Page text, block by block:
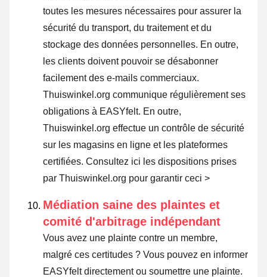
toutes les mesures nécessaires pour assurer la
sécurité du transport, du traitement et du
stockage des données personnelles. En outre,
les clients doivent pouvoir se désabonner
facilement des e-mails commerciaux.
Thuiswinkel.org communique régulièrement ses
obligations à EASYfelt. En outre,
Thuiswinkel.org effectue un contrôle de sécurité
sur les magasins en ligne et les plateformes
certifiées. Consultez ici les dispositions prises
par Thuiswinkel.org pour garantir ceci >
Médiation saine des plaintes et
comité d'arbitrage indépendant
Vous avez une plainte contre un membre,
malgré ces certitudes ? Vous pouvez en informer
EASYfelt directement ou soumettre une plainte.